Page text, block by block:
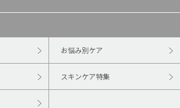
お悩み別ケア
スキンケア特集